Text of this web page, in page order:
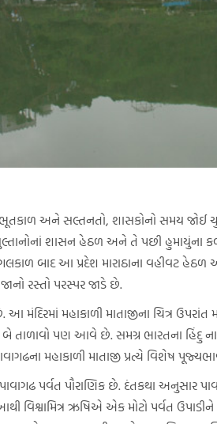
ભૂતકાળ અને સલ્તનતો, શાસકોનો સમય
સુલ્તાનોનાં શાસન હેઠળ અને તે પછી
બાદ આ પ્રદેશ મારાઠાના વહીવટ
રસ્તો પરસ્પર જાડે છે.
આ મંદિરમાં મહાકાળી માતાજીના ચિત્ર
તાળાવો પણ આવે છે. સમગ્ર ભારતના હિંદુ
મહાકાળી માતાજી પ્રત્યે વિશેષ
પર્વત પૌરાણિક છે. દંતકથા અનુસાર
આથી વિશ્વામિત્ર ઋષિએ એક મોટો પર્વત